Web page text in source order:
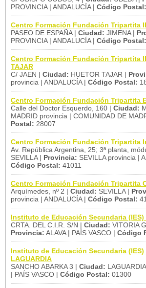
PROVINCIA | ANDALUCÍA | Código Postal:
Centro Formación Fundación Tripartita
PASEO DE ESPAÑA | Ciudad: JIMENA |
PROVINCIA | ANDALUCÍA | Código Postal:
Centro Formación Fundación Tripartita
TAJAR
C/ JAEN | Ciudad: HUETOR TAJAR |
provincia | ANDALUCÍA | Código Postal:
Centro Formación Fundación Tripartita
Calle del Doctor Esquerdo, 160 | Ciudad:
MADRID provincia | COMUNIDAD DE
Postal: 28007
Centro Formación Fundación Tripartita
Av. República Argentina, 25; 3ª planta,
SEVILLA | Provincia: SEVILLA provincia |
Código Postal: 41011
Centro Formación Fundación Tripartita
Arquímedes, nº 2 | Ciudad: SEVILLA |
provincia | ANDALUCÍA | Código Postal:
Instituto de Educación Secundaria (IES)
CRTA. DEL C.I.R. S/N | Ciudad: VITORIA
Provincia: ALAVA | PAÍS VASCO | Código
Instituto de Educación Secundaria (IES)
LAGUARDIA
SANCHO ABARKA 3 | Ciudad:
| PAÍS VASCO | Código Postal: 01300